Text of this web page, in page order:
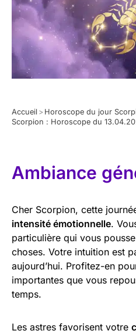
Accueil > Horoscope du jour
Scorpion : Horoscope du
Ambiance
Cher Scorpion, cette
intensité émotionnelle.
particulière qui vous
choses. Votre intuition est
aujourd’hui. Profitez-en
importantes que vous
temps.
Les astres favorisent votre